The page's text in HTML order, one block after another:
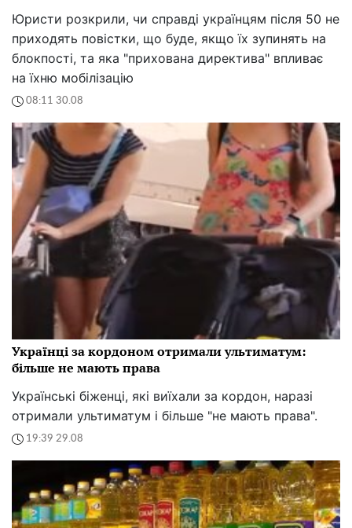
Юристи розкрили, чи справді українцям після 50 не
приходять повістки, що буде, якщо їх зупинять на
блокпості, та яка "прихована директива" впливає
на їхню мобілізацію
08:11 30.08
Українці за кордоном отримали ультиматум:
більше не мають права
Українські біженці, які виїхали за кордон, наразі
отримали ультиматум і більше "не мають права".
19:39 29.08